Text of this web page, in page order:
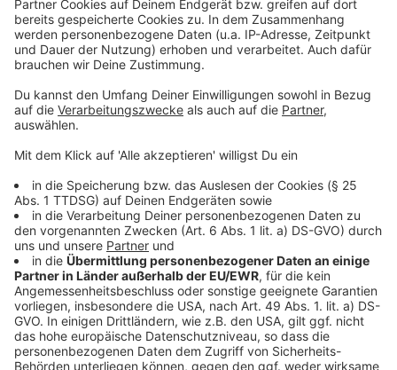
Weitere Meldungen aus Leverkusen
Zweite Vollsperrung wegen Softwarefehler
Kein Stillstand auf Leverkusener Baustelle
Anzeige